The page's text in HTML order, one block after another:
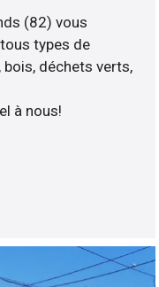
(82) vous
types de
bois, déchets verts,
à nous!